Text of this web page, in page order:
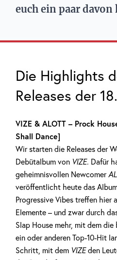
euch ein paar davon
Die Highlights
Releases der
VIZE & ALOTT – Prock
Shall Dance]
Wir starten die Releases der
Debütalbum von VIZE. Dafür
geheimnisvollen Newcomer
veröffentlicht heute das Album
Progressive Vibes treffen hier
Elemente – und zwar durch
Slap House mehr, mit dem
ein oder anderen Top-10-Hit
Schritt, mit dem VIZEden